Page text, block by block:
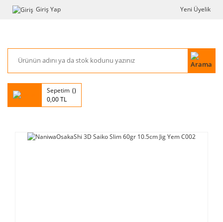
Giriş Yap Yeni Üyelik
Sepetim
0,00 TL